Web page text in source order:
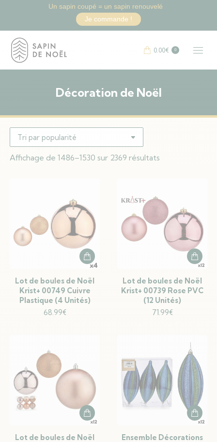
0.00€ 0
Décoration de Noël
Affichage de 1486–1530 sur 2369 résultats
Lot de boules de Noël
Krist+ 00749 Cuivre
Plastique (4 Unités)
68.99€
Lot de boules de Noël
Krist+ 00739 Rose PVC
(12 Unités)
71.99€
Lot de boules de Noël
Ensemble Décorations
Un sapin coupé = un sapin renouvelé
Je commande !